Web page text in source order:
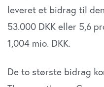
leveret et bidrag til
53.000 DKK eller 5,6
1,004 mio. DKK.
De to største bidrag